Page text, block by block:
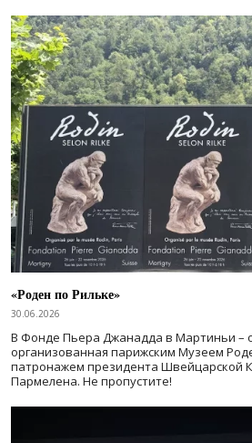
«Роден по Рильке»
30.06.2026
В Фонде Пьера Джанадда в Мартиньи –
организованная парижским Музеем
патронажем президента Швейцарской
Пармелена. Не пропустите!